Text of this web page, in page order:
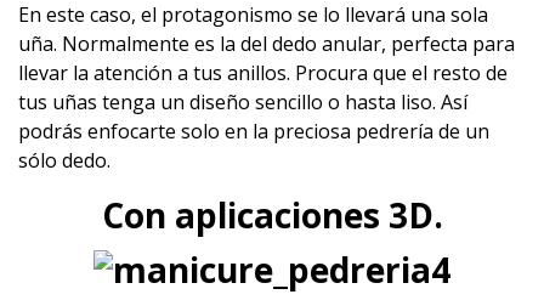
En este caso, el protagonismo se lo llevará una sola
uña. Normalmente es la del dedo anular, perfecta para
llevar la atención a tus anillos. Procura que el resto de
tus uñas tenga un diseño sencillo o hasta liso. Así
podrás enfocarte solo en la preciosa pedrería de un
sólo dedo.
Con aplicaciones 3D.